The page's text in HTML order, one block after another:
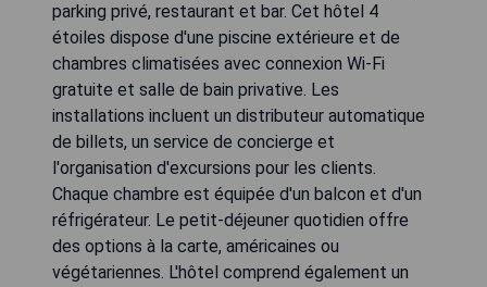
parking privé, restaurant et bar. Cet hôtel 4
étoiles dispose d'une piscine extérieure et de
chambres climatisées avec connexion Wi-Fi
gratuite et salle de bain privative. Les
installations incluent un distributeur automatique
de billets, un service de concierge et
l'organisation d'excursions pour les clients.
Chaque chambre est équipée d'un balcon et d'un
réfrigérateur. Le petit-déjeuner quotidien offre
des options à la carte, américaines ou
végétariennes. L'hôtel comprend également un